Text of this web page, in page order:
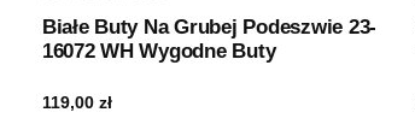
Białe Buty Na Grubej Podeszwie 23-
16072 WH Wygodne Buty
119,00 zł